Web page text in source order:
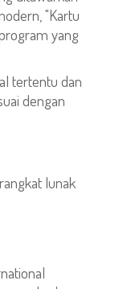
"Kartu
yang
tertentu dan
dengan
lunak